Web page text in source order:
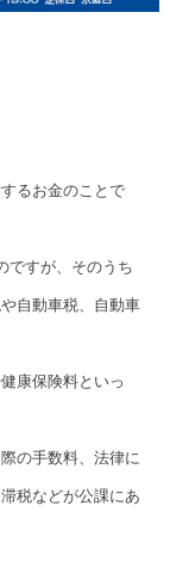
るお金のことで
ですが、そのうち
自動車税、自動車
康保険料といっ
の手数料、法律に
税などが公課にあ